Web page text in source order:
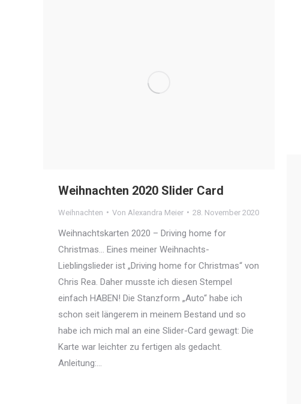
Weihnachten 2020 Slider Card
Weihnachten Von Alexandra Meier 28. November 2020
Weihnachtskarten 2020 – Driving home for
Christmas… Eines meiner Weihnachts-
Lieblingslieder ist „Driving home for Christmas“ von
Chris Rea. Daher musste ich diesen Stempel
einfach HABEN! Die Stanzform „Auto“ habe ich
schon seit längerem in meinem Bestand und so
habe ich mich mal an eine Slider-Card gewagt: Die
Karte war leichter zu fertigen als gedacht.
Anleitung:…